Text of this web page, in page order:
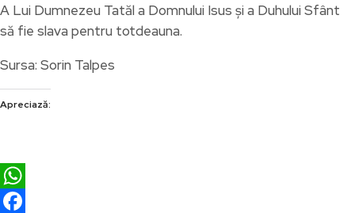
A Lui Dumnezeu Tatăl a Domnului Isus și a Duhului Sfânt
să fie slava pentru totdeauna.
Sursa: Sorin Talpes
Apreciază:
WhatsApp